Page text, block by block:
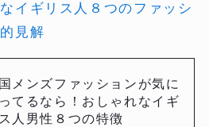
イギリス人８つのファッシ
見解
メンズファッションが気に
てるなら！おしゃれなイギ
人男性８つの特徴